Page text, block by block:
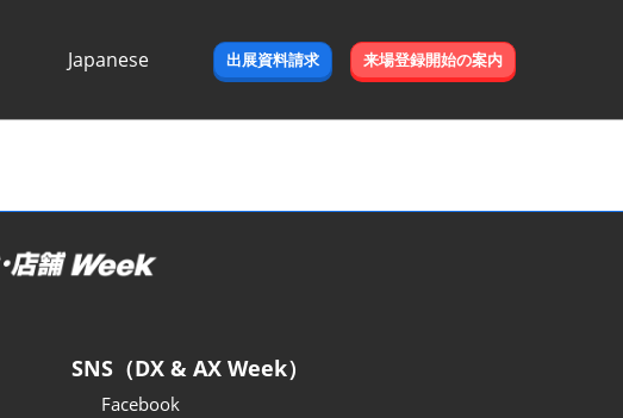
Japanese
出展資料請求 来場登録開始の案内
SNS（DX & AX Week）
Facebook